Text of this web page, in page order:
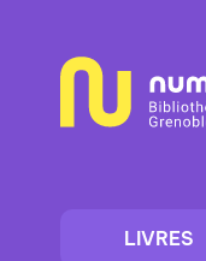
contenu
LIVRES